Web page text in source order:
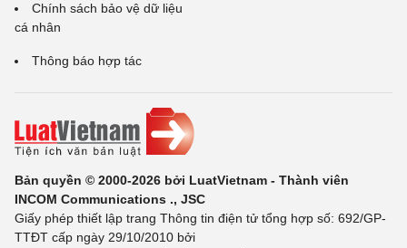
Chính sách bảo vệ dữ liệu
cá nhân
Thông báo hợp tác
Bản quyền © 2000-2026 bởi LuatVietnam - Thành viên
INCOM Communications ., JSC
Giấy phép thiết lập trang Thông tin điện tử tổng hợp số: 692/GP-
TTĐT cấp ngày 29/10/2010 bởi